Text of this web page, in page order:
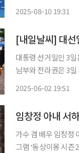
2025-08-10 19:31
[내일날씨] 대
대통령 선거일인 3일은 전국
남부와 전라권은 3일
2025-06-02 19:51
임창정 아내 서
가수 겸 배우 임창정 아내 서
그램 ‘동상이몽 시즌